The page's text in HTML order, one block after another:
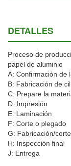
DETALLES
Proceso de
papel de aluminio
A: Confirmación de
B: Fabricación de
C: Prepare la
D: Impresión
E: Laminación
F: Corte o plegado
G: Fabricación/
H: Inspección final
J: Entrega